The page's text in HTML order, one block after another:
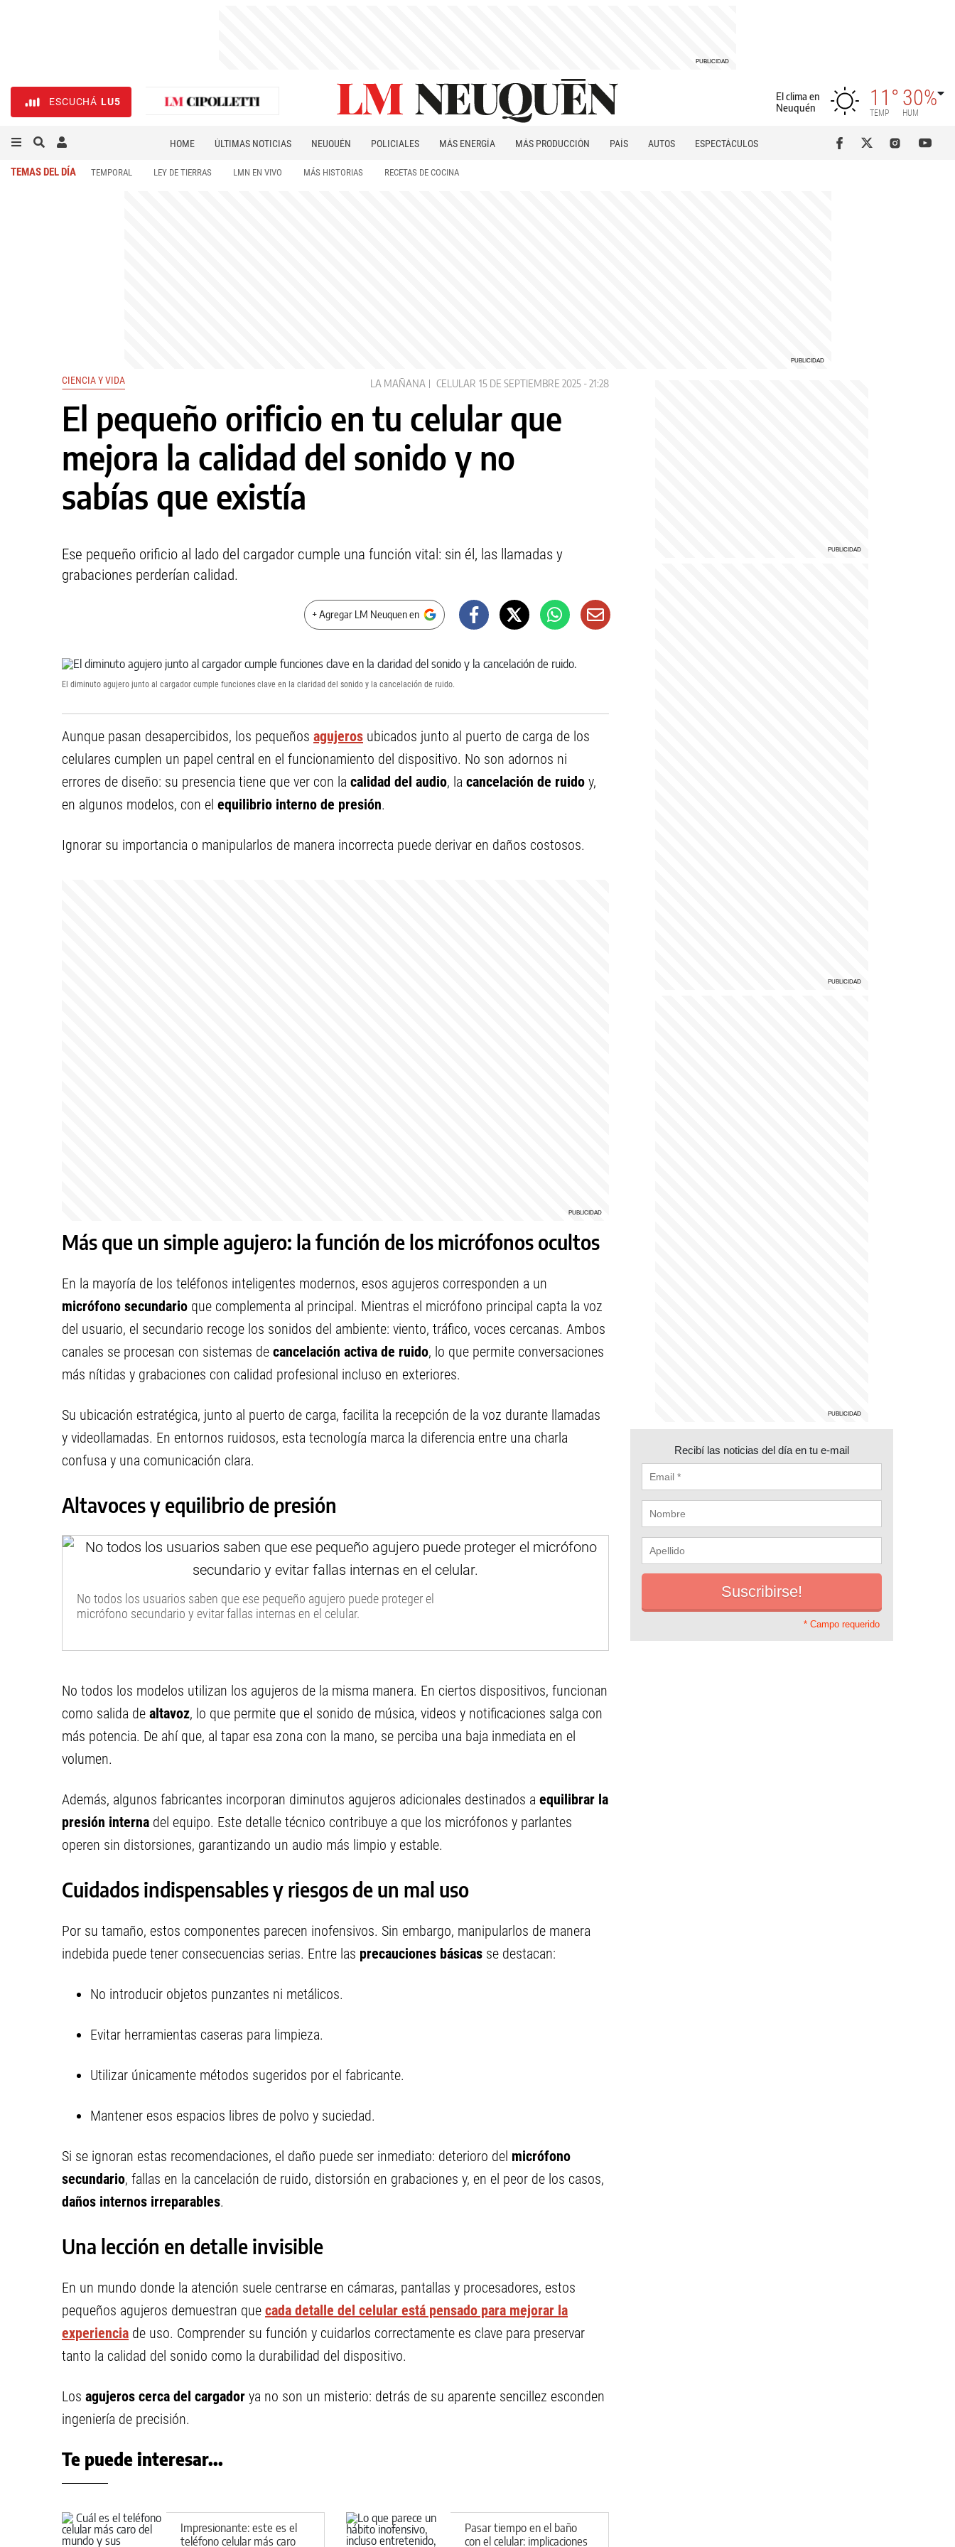
ESCUCHÁ LU5
El clima en
Neuquén
11°
TEMP
30%
HUM
HOME ÚLTIMAS NOTICIAS NEUQUÉN POLICIALES MÁS ENERGÍA MÁS PRODUCCIÓN PAÍS AUTOS
ESPECTÁCULOS
TEMAS DEL DÍA TEMPORAL LEY DE TIERRAS LMN EN VIVO MÁS HISTORIAS RECETAS DE COCINA
CIENCIA Y VIDA LA MAÑANA CELULAR 15 DE SEPTIEMBRE 2025 - 21:28
El pequeño orificio en tu celular que
mejora la calidad del sonido y no
sabías que existía
Ese pequeño orificio al lado del cargador cumple una función vital: sin él, las llamadas y
grabaciones perderían calidad.
+ Agregar LM Neuquen en
El diminuto agujero junto al cargador cumple funciones clave en la claridad del sonido y la cancelación de ruido.
Aunque pasan desapercibidos, los pequeños agujeros ubicados junto al puerto de carga de los
celulares cumplen un papel central en el funcionamiento del dispositivo. No son adornos ni
errores de diseño: su presencia tiene que ver con la calidad del audio, la cancelación de ruido y,
en algunos modelos, con el equilibrio interno de presión.
Ignorar su importancia o manipularlos de manera incorrecta puede derivar en daños costosos.
Más que un simple agujero: la función de los micrófonos ocultos
En la mayoría de los teléfonos inteligentes modernos, esos agujeros corresponden a un
micrófono secundario que complementa al principal. Mientras el micrófono principal capta la voz
del usuario, el secundario recoge los sonidos del ambiente: viento, tráfico, voces cercanas. Ambos
canales se procesan con sistemas de cancelación activa de ruido, lo que permite conversaciones
más nítidas y grabaciones con calidad profesional incluso en exteriores.
Su ubicación estratégica, junto al puerto de carga, facilita la recepción de la voz durante llamadas
y videollamadas. En entornos ruidosos, esta tecnología marca la diferencia entre una charla
confusa y una comunicación clara.
Altavoces y equilibrio de presión
No todos los usuarios saben que ese pequeño agujero puede proteger el
micrófono secundario y evitar fallas internas en el celular.
No todos los modelos utilizan los agujeros de la misma manera. En ciertos dispositivos, funcionan
como salida de altavoz, lo que permite que el sonido de música, videos y notificaciones salga con
más potencia. De ahí que, al tapar esa zona con la mano, se perciba una baja inmediata en el
volumen.
Además, algunos fabricantes incorporan diminutos agujeros adicionales destinados a equilibrar la
presión interna del equipo. Este detalle técnico contribuye a que los micrófonos y parlantes
operen sin distorsiones, garantizando un audio más limpio y estable.
Cuidados indispensables y riesgos de un mal uso
Por su tamaño, estos componentes parecen inofensivos. Sin embargo, manipularlos de manera
indebida puede tener consecuencias serias. Entre las precauciones básicas se destacan:
No introducir objetos punzantes ni metálicos.
Evitar herramientas caseras para limpieza.
Utilizar únicamente métodos sugeridos por el fabricante.
Mantener esos espacios libres de polvo y suciedad.
Si se ignoran estas recomendaciones, el daño puede ser inmediato: deterioro del micrófono
secundario, fallas en la cancelación de ruido, distorsión en grabaciones y, en el peor de los casos,
daños internos irreparables.
Una lección en detalle invisible
En un mundo donde la atención suele centrarse en cámaras, pantallas y procesadores, estos
pequeños agujeros demuestran que cada detalle del celular está pensado para mejorar la
experiencia de uso. Comprender su función y cuidarlos correctamente es clave para preservar
tanto la calidad del sonido como la durabilidad del dispositivo.
Los agujeros cerca del cargador ya no son un misterio: detrás de su aparente sencillez esconden
ingeniería de precisión.
Te puede interesar...
Impresionante: este es el
teléfono celular más caro
Pasar tiempo en el baño
con el celular: implicaciones
Recibí las noticias del día en tu e-mail
* Campo requerido